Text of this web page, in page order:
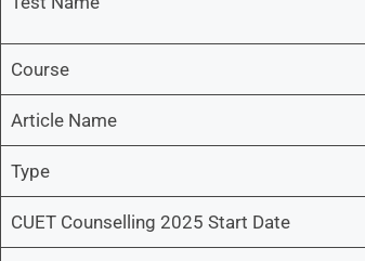
Course
Article Name
Type
CUET Counselling 2025 Start Date